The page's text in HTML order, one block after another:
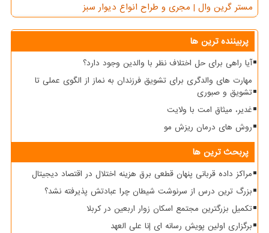
مستر گرین وال | مجری و طراح انواع دیوار سبز
پربیننده ترین ها
آیا راهی برای حل اختلاف نظر با والدین وجود دارد؟
مهارت های والدگری برای تشویق فرزندان به نماز از الگوی عملی تا
تشویق و صبوری
غدیر، میثاق امت با ولایت
روش های درمان ریزش مو
پربحث ترین ها
مراکز داده قربانی پنهان قطعی برق هزینه اختلال در اقتصاد دیجیتال
بزرگ ترین درس از سرنوشت شیطان چرا عبادتش پذیرفته نشد؟
تکمیل بزرگترین مجتمع اسکان زوار اربعین در کربلا
برگزاری اولین پویش رسانه ای إنا علی العهد